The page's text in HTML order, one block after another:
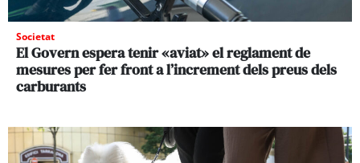
Societat
El Govern espera tenir «aviat» el reglament de
mesures per fer front a l’increment dels preus dels
carburants